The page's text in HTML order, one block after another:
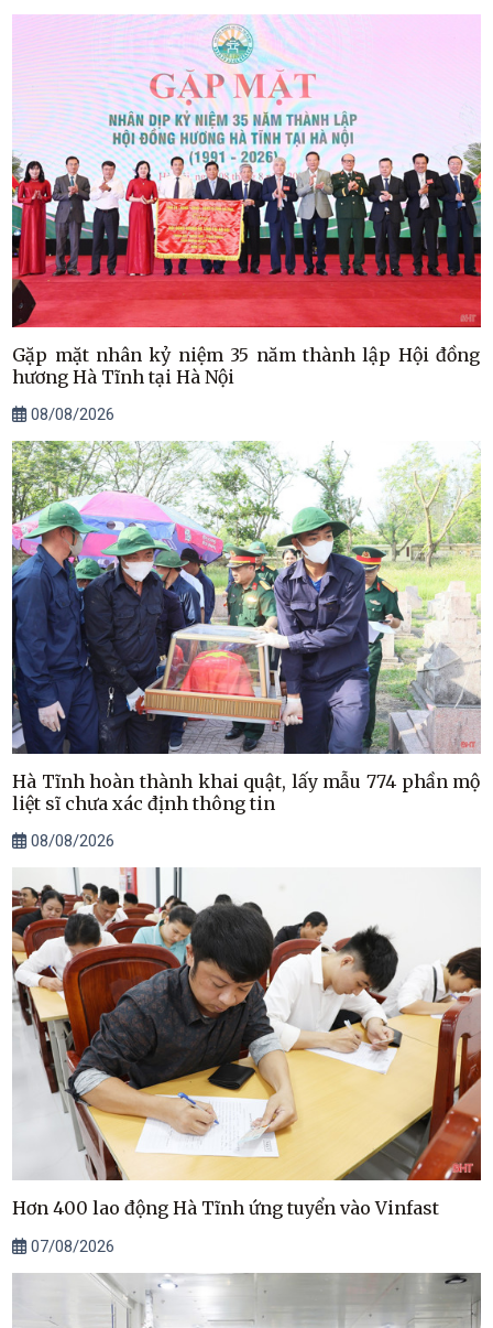
Gặp mặt nhân kỷ niệm 35 năm thành lập Hội đồng
hương Hà Tĩnh tại Hà Nội
08/08/2026
Hà Tĩnh hoàn thành khai quật, lấy mẫu 774 phần mộ
liệt sĩ chưa xác định thông tin
08/08/2026
Hơn 400 lao động Hà Tĩnh ứng tuyển vào Vinfast
07/08/2026